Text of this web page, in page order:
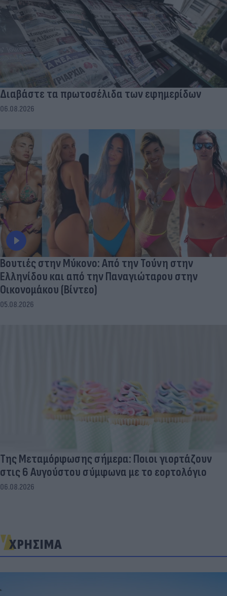
Διαβάστε τα πρωτοσέλιδα των εφημερίδων
06.08.2026
Βουτιές στην Μύκονo: Από την Τούνη στην
Ελληνίδου και από την Παναγιώταρου στην
Οικονομάκου (Βίντεο)
05.08.2026
Της Μεταμόρφωσης σήμερα: Ποιοι γιορτάζουν
στις 6 Αυγούστου σύμφωνα με το εορτολόγιο
06.08.2026
ΧΡΗΣΙΜΑ